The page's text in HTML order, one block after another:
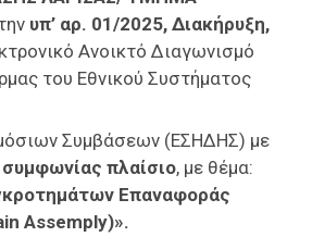
υπ’ αρ. 01/2025, Διακήρυξη,
Ανοικτό Διαγωνισμό
του Εθνικού Συστήματος
Συμβάσεων (ΕΣΗΔΗΣ) με
πλαίσιο, με θέμα:
Επαναφοράς
Assemply)».